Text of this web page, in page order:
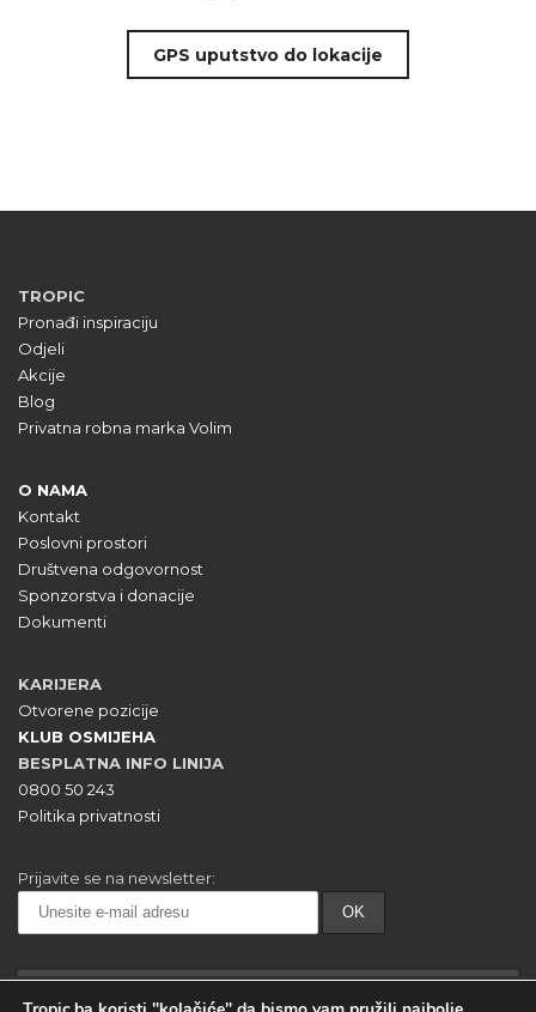
GPS uputstvo do lokacije
TROPIC
Pronađi inspiraciju
Odjeli
Akcije
Blog
Privatna robna marka Volim
O NAMA
Kontakt
Poslovni prostori
Društvena odgovornost
Sponzorstva i donacije
Dokumenti
KARIJERA
Otvorene pozicije
KLUB OSMIJEHA
BESPLATNA INFO LINIJA
0800 50 243
Politika privatnosti
Prijavite se na newsletter: